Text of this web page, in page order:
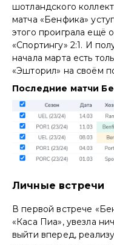
шотландского
матча «Бенфика»
этого проиграла ещё
«Спортингу» 2:1. И
начала марта есть
«Эшторил» на своём
Последние матчи
Личные встречи
В первой встрече
«Каса Пиа», увезла
выйти вперед,